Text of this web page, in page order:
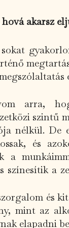
akarsz
arra,
szintű
nélkül. De
és
a
színesítik a
és
mint az
elapadni